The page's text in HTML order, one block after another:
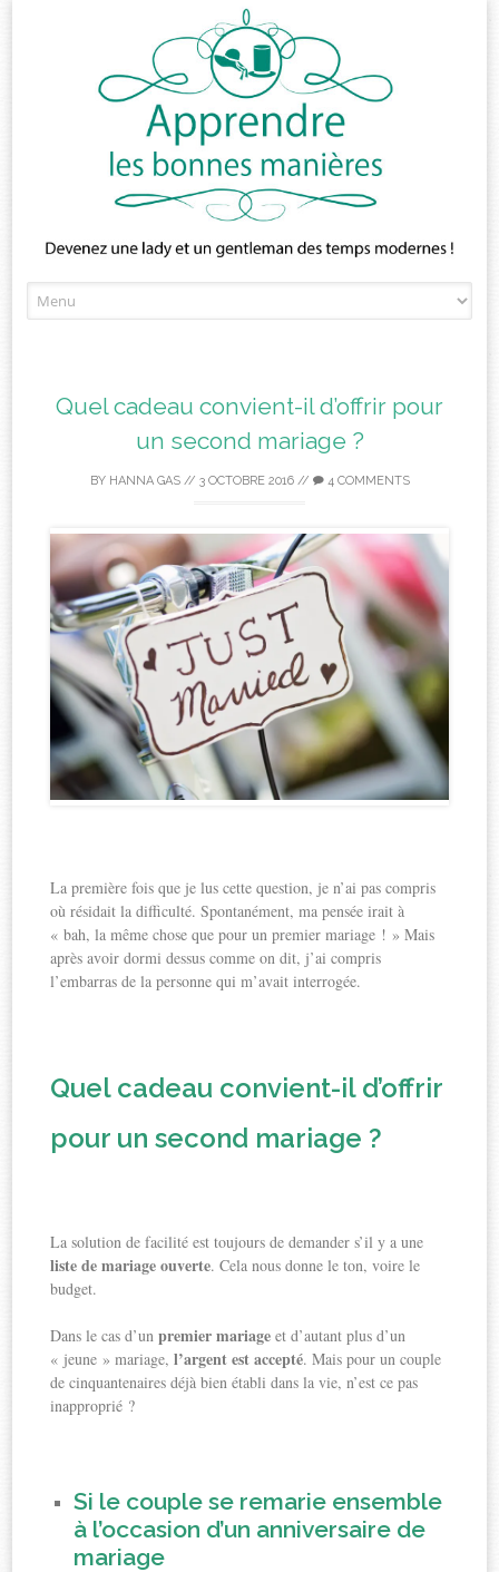
to
Quel cadeau convient-il d’offrir pour
un second mariage ?
BY HANNA GAS// 3 OCTOBRE 2016// 4 COMMENTS
La première fois que je lus cette question, je n’ai pas compris
où résidait la difficulté. Spontanément, ma pensée irait à
« bah, la même chose que pour un premier mariage ! » Mais
après avoir dormi dessus comme on dit, j’ai compris
l’embarras de la personne qui m’avait interrogée.
Quel cadeau convient-il d’offrir
pour un second mariage ?
La solution de facilité est toujours de demander s’il y a une
liste de mariage ouverte. Cela nous donne le ton, voire le
budget.
Dans le cas d’unpremier mariage et d’autant plus d’un
« jeune » mariage,l’argent est accepté. Mais pour un couple
de cinquantenaires déjà bien établi dans la vie, n’est ce pas
inapproprié ?
Si le couple se remarie ensemble
à l’occasion d’un anniversaire de
mariage